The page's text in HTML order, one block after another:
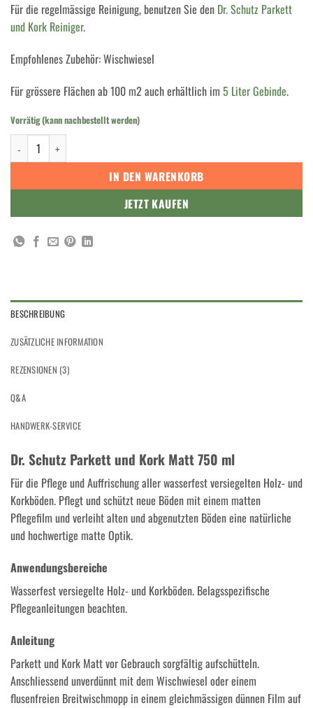
Für die regelmässige Reinigung, benutzen Sie den Dr. Schutz Parkett
und Kork Reiniger.
Empfohlenes Zubehör: Wischwiesel
Für grössere Flächen ab 100 m2 auch erhältlich im 5 Liter Gebinde.
Vorrätig (kann nachbestellt werden)
Dr. Schutz PARKETT und KORK MATT 750 ml Menge
IN DEN WARENKORB
JETZT KAUFEN
BESCHREIBUNG
ZUSÄTZLICHE INFORMATION
REZENSIONEN (3)
Q&A
HANDWERK-SERVICE
Dr. Schutz Parkett und Kork Matt 750 ml
Für die Pflege und Auffrischung aller wasserfest versiegelten Holz- und
Korkböden. Pflegt und schützt neue Böden mit einem matten
Pflegefilm und verleiht alten und abgenutzten Böden eine natürliche
und hochwertige matte Optik.
Anwendungsbereiche
Wasserfest versiegelte Holz- und Korkböden. Belagsspezifische
Pflegeanleitungen beachten.
Anleitung
Parkett und Kork Matt vor Gebrauch sorgfältig aufschütteln.
Anschliessend unverdünnt mit dem Wischwiesel oder einem
flusenfreien Breitwischmopp in einem gleichmässigen dünnen Film auf